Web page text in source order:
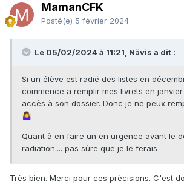
MamanCFK
Posté(e) 5 février 2024
Le 05/02/2024 à 11:21, Nävis a dit :
Si un élève est radié des listes en
commence a remplir mes livrets en
accès à son dossier. Donc je ne peux
🤷‍♀️
Quant à en faire un en urgence avant le
radiation.... pas sûre que je le ferais
Très bien. Merci pour ces précisions. C'est